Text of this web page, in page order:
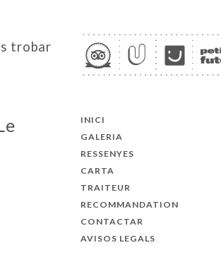
trobar
INICI
GALERIA
RESSENYES
CARTA
TRAITEUR
RECOMMANDATION
CONTACTAR
AVISOS LEGALS